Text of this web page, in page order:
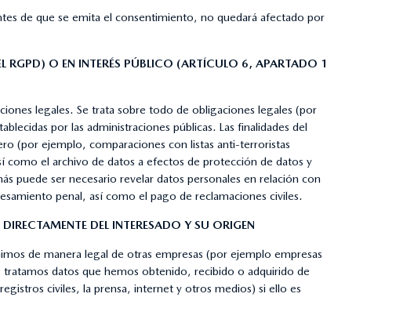
de que se emita el consentimiento, no quedará afectado por
RGPD) O EN INTERÉS PÚBLICO (ARTÍCULO 6, APARTADO 1
legales. Se trata sobre todo de obligaciones legales (por
por las administraciones públicas. Las finalidades del
(por ejemplo, comparaciones con listas anti-terroristas
el archivo de datos a efectos de protección de datos y
puede ser necesario revelar datos personales en relación con
penal, así como el pago de reclamaciones civiles.
DEL INTERESADO Y SU ORIGEN
de manera legal de otras empresas (por ejemplo empresas
datos que hemos obtenido, recibido o adquirido de
civiles, la prensa, internet y otros medios) si ello es